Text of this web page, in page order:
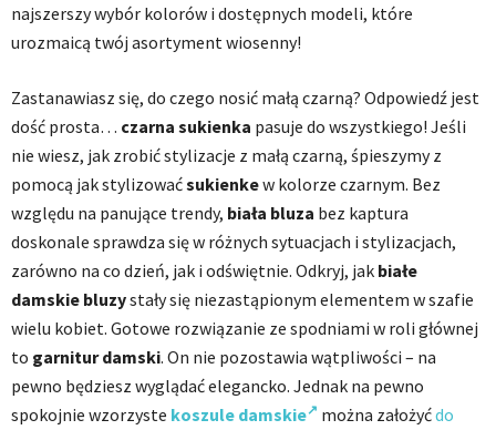
najszerszy wybór kolorów i dostępnych modeli, które
urozmaicą twój asortyment wiosenny!
Zastanawiasz się, do czego nosić małą czarną? Odpowiedź jest
dość prosta… czarna sukienka pasuje do wszystkiego! Jeśli
nie wiesz, jak zrobić stylizacje z małą czarną, śpieszymy z
pomocą jak stylizowaćsukienkew kolorze czarnym. Bez
względu na panujące trendy, biała bluza bez kaptura
doskonale sprawdza się w różnych sytuacjach i stylizacjach,
zarówno na co dzień, jak i odświętnie. Odkryj, jak białe
damskie bluzystały się niezastąpionym elementem w szafie
wielu kobiet. Gotowe rozwiązanie ze spodniami w roli głównej
to garnitur damski. On nie pozostawia wątpliwości – na
pewno będziesz wyglądać elegancko. Jednak na pewno
spokojnie wzorzyste koszule damskie można założyćdo